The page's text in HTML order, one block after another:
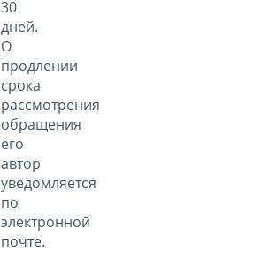
30
дней.
О
продлении
срока
рассмотрения
обращения
его
автор
уведомляется
по
электронной
почте.